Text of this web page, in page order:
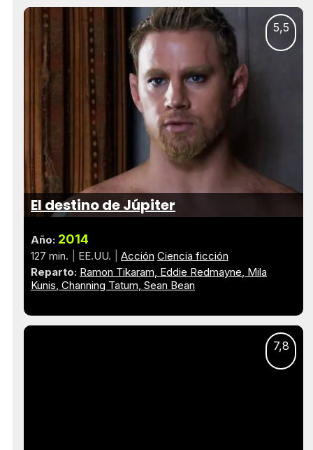
5,5
El destino de Júpiter
Año: 2014
127 min. EE.UU. Acción Ciencia ficción
Reparto: Ramon Tikaram Eddie Redmayne Mila
Kunis Channing Tatum Sean Bean
7,8